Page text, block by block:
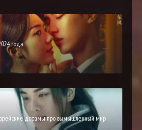
года
дорамы про вымышленный мир